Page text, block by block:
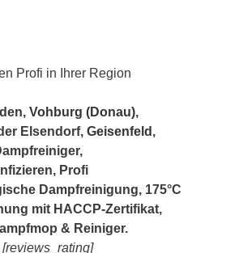
Profi in Ihrer Region
Vohburg (Donau),
Elsendorf, Geisenfeld ,
Profi
Dampfreinigung, 175°C
mit HACCP-Zertifikat,
& Reiniger.